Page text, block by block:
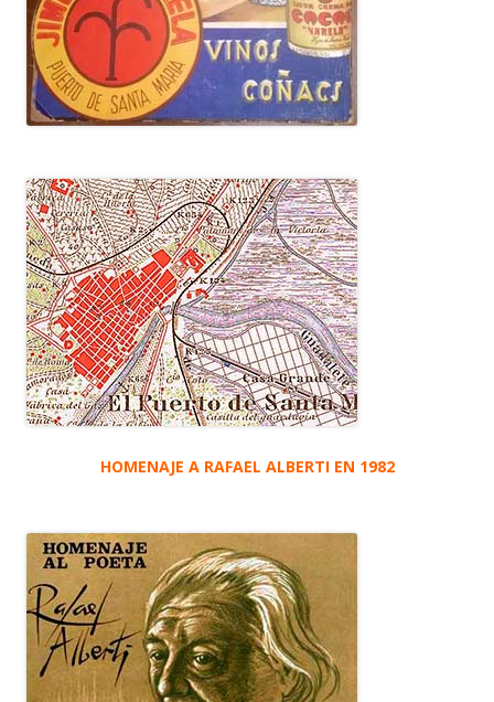
HOMENAJE A RAFAEL ALBERTI EN 1982